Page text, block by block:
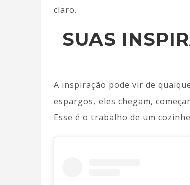
claro.
SUAS
A inspiração pode vir de
espargos, eles chegam,
Esse é o trabalho de um